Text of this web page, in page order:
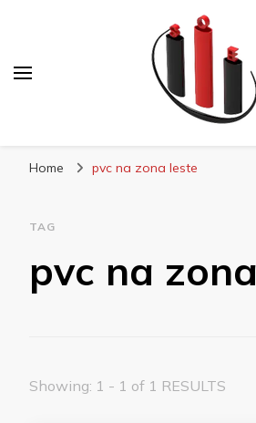
Home pvc na zona leste
TAG
pvc na
Showing: 1 - 1 of 1 RESULTS